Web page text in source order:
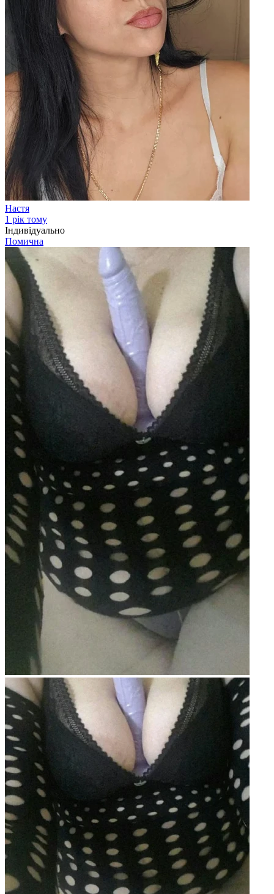
Настя
1 рік тому
Індивідуально
Помична